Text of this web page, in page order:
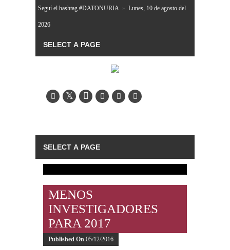
Seguí el hashtag #DATONURIA » Lunes, 10 de agosto del
2026
MENOS
INVESTIGADORES
PARA 2017
Published On 05/12/2016